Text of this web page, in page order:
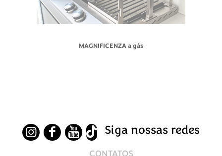
MAGNIFICENZA a gás
Siga nossas redes
CONTATOS